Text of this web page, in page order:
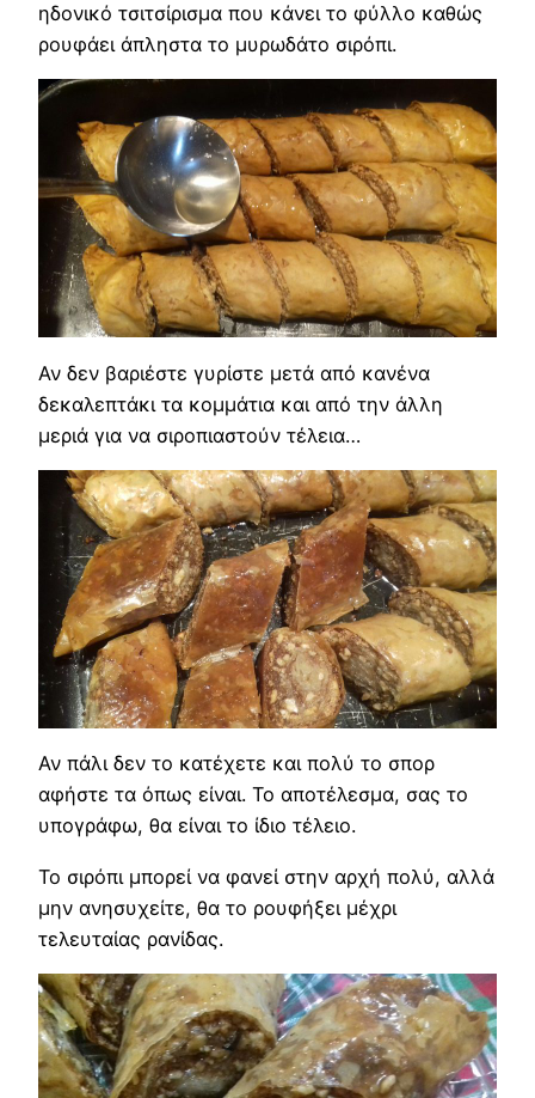
ηδονικό τσιτσίρισμα που κάνει το φύλλο καθώς
ρουφάει άπληστα το μυρωδάτο σιρόπι.
Αν δεν βαριέστε γυρίστε μετά από κανένα
δεκαλεπτάκι τα κομμάτια και από την άλλη
μεριά για να σιροπιαστούν τέλεια…
Αν πάλι δεν το κατέχετε και πολύ το σπορ
αφήστε τα όπως είναι. Το αποτέλεσμα, σας το
υπογράφω, θα είναι το ίδιο τέλειο.
Το σιρόπι μπορεί να φανεί στην αρχή πολύ, αλλά
μην ανησυχείτε, θα το ρουφήξει μέχρι
τελευταίας ρανίδας.